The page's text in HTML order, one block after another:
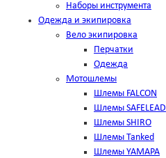
Наборы инструмента
Одежда и экипировка
Вело экипировка
Перчатки
Одежда
Мотошлемы
Шлемы FALCON
Шлемы SAFELEAD
Шлемы SHIRO
Шлемы Tanked
Шлемы YAMAPA